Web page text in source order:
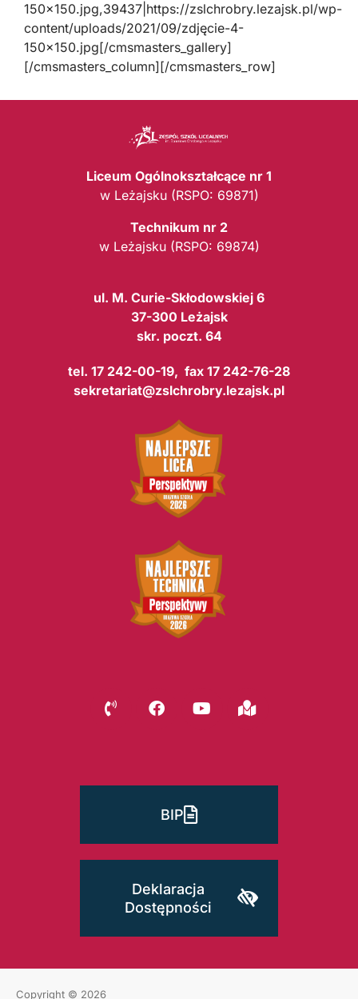
150×150.jpg,39437|https://zslchrobry.lezajsk.pl/wp-
content/uploads/2021/09/zdjęcie-4-
150×150.jpg[/cmsmasters_gallery]
[/cmsmasters_column][/cmsmasters_row]
Liceum Ogólnokształcące nr 1
w Leżajsku (RSPO: 69871)
Technikum nr 2
w Leżajsku (RSPO: 69874)
ul. M. Curie-Skłodowskiej 6
37-300 Leżajsk
skr. poczt. 64
tel. 17 242-00-19, fax 17 242-76-28
sekretariat@zslchrobry.lezajsk.pl
BIP
Deklaracja
Dostępności
Copyright © 2026